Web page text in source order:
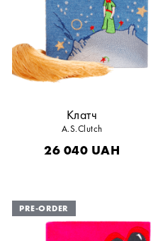
Клатч
A.S.Clutch
26 040 UAH